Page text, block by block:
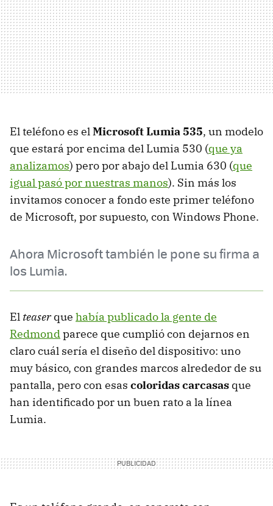
El teléfono es elMicrosoft Lumia 535, un modelo
que estará por encima del Lumia 530 (que ya
analizamos) pero por abajo del Lumia 630 (que
igual pasó por nuestras manos). Sin más los
invitamos conocer a fondo este primer teléfono
de Microsoft, por supuesto, con Windows Phone.
Ahora Microsoft también le pone su firma a
los Lumia.
El teaserque había publicado la gente de
Redmondparece que cumplió con dejarnos en
claro cuál sería el diseño del dispositivo: uno
muy básico, con grandes marcos alrededor de su
pantalla, pero con esas coloridas carcasas que
han identificado por un buen rato a la línea
Lumia.